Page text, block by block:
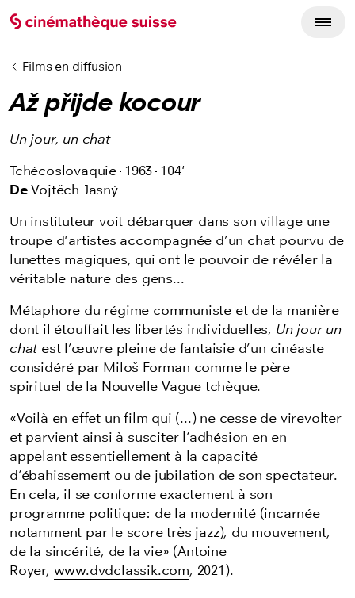
Films en diffusion
Až přijde kocour
Un jour, un chat
Tchécoslovaquie 1963 104'
DeVojtěch Jasný
Un instituteur voit débarquer dans son village une
troupe d'artistes accompagnée d’un chat pourvu de
lunettes magiques, qui ont le pouvoir de révéler la
véritable nature des gens...
Métaphore du régime communiste et de la manière
dont il étouffait les libertés individuelles, Un jour un
chat est l’œuvre pleine de fantaisie d’un cinéaste
considéré par Miloš Forman comme le père
spirituel de la Nouvelle Vague tchèque.
«Voilà en effet un film qui (...) ne cesse de virevolter
et parvient ainsi à susciter l’adhésion en en
appelant essentiellement à la capacité
d’ébahissement ou de jubilation de son spectateur.
En cela, il se conforme exactement à son
programme politique: de la modernité (incarnée
notamment par le score très jazz), du mouvement,
de la sincérité, de la vie» (Antoine
Royer, www.dvdclassik.com, 2021).